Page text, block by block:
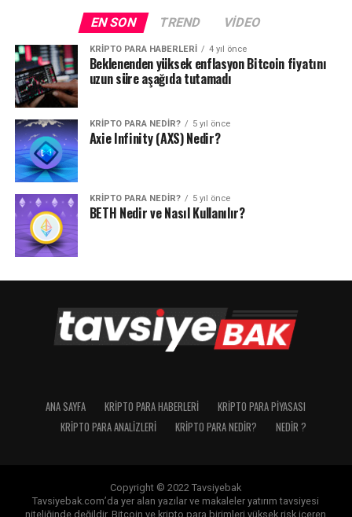
EN SON TREND VIDEO
KRIPTO PARA HABERLERI 4 yıl önce
Beklenenden yüksek enflasyon Bitcoin fiyatını
uzun süre aşağıda tutamadı
KRIPTO PARA NEDIR? 5 yıl önce
Axie Infinity (AXS) Nedir?
KRIPTO PARA NEDIR? 5 yıl önce
BETH Nedir ve Nasıl Kullanılır?
ANA SAYFA KRIPTO PARA HABERLERI
KRIPTO PARA PIYASASI
KRIPTO PARA ANALIZLERI
KRIPTO PARA NEDIR? NEDIR ?
Copyright © 2022 Tavsiyebak
Tavsiyebak.com’da yer alan yazılar ve makaleler yatırım tavsiyesi
niteliğinde değildir. Bitcoin ve kripto para birimleri yüksek risk içeren